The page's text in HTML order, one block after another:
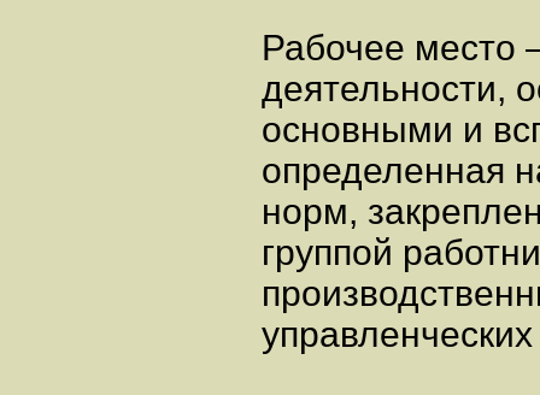
Рабочее место
деятельности,
основными и
определенная
норм,
группой